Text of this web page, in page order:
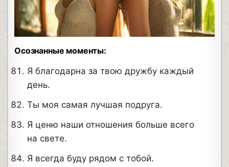
Осознанные моменты:
Я благодарна за твою дружбу каждый
день.
Ты моя самая лучшая подруга.
Я ценю наши отношения больше всего
на свете.
Я всегда буду рядом с тобой.